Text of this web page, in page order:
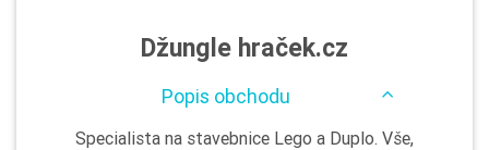
Džungle hraček.cz
Popis obchodu
Specialista na stavebnice Lego a Duplo. Vše,